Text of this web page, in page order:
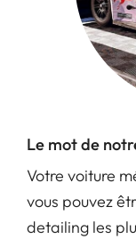
Le mot de
Votre voiture
vous pouvez
detailing les